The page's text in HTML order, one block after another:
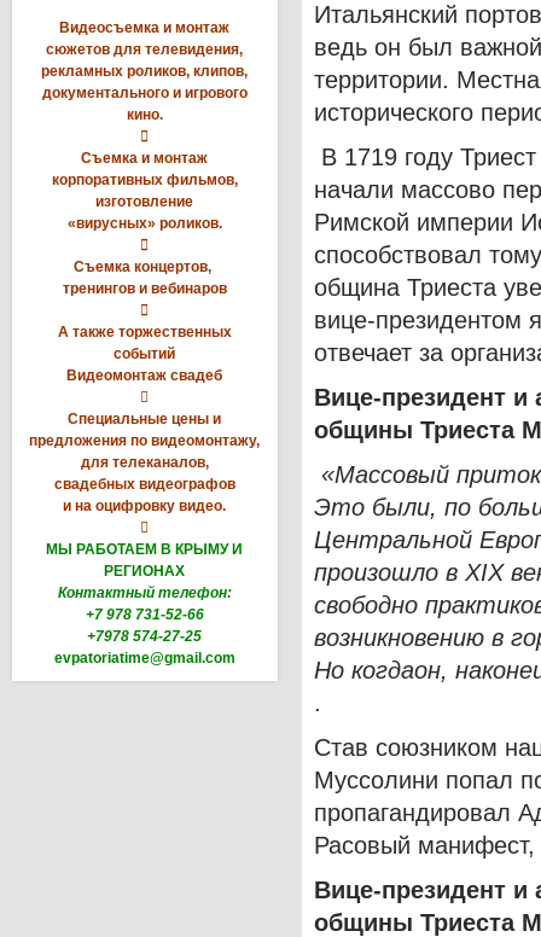
Видеосъемка и монтаж
сюжетов для телевидения,
рекламных роликов, клипов,
документального и игрового
кино.

Съемка и монтаж
корпоративных фильмов,
изготовление
«вирусных» роликов.

Съемка концертов,
тренингов и вебинаров

А также торжественных
событий
Видеомонтаж свадеб

Специальные цены и
предложения по видеомонтажу,
для телеканалов,
свадебных видеографов
и на оцифровку видео.

МЫ РАБОТАЕМ В КРЫМУ И
РЕГИОНАХ
Контактный телефон:
+7 978 731-52-66
+7978 574-27-25
evpatoriatime@gmail.com
Итальянский
ведь он был
территории.
исторического
В 1719 году
начали массово
Римской империи
способствовал
община Триеста
вице-президентом
отвечает за
Вице-президент и
общины Триеста
«Массовый приток
Это были, по
Центральной
произошло в XIX
свободно
возникновению в
Но когдаон,
.
Став союзником
Муссолини попал
пропагандировал
Расовый
Вице-президент и
общины Триеста